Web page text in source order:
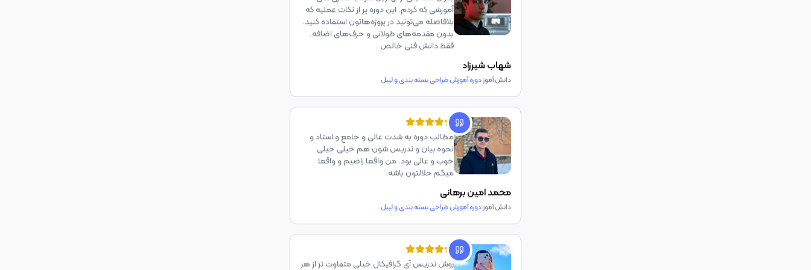
نحوه بیان و تدریس شون هم خیلی خیلی
خوب و عالی بود. من واقعا راضیم و واقعا
میگم حلالتون باشه.
دانش آموزدوره آموزش طراحی بسته بندی و لیبل
روش تدریس آی گرافیکال خیلی متفاوت تر از هر
کسیه که تو دنیای آموزش آنلاین فعالیت داره.
مخصوصا اینه که هیچ اضافه گویی در آموزش
های شما نیست.
دانش آموزدوره جامع نرم افزار ادوبی ایلوستریتور
پک جامع آموزشتون در عین سادگی و بیان شیوا
بسیار دقیق و کاربردی بود. بسیار راضی هستم از